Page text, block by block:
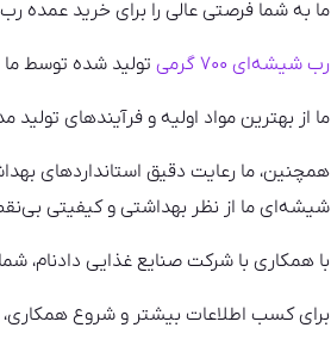
ما به شما فرصتی عالی را برای خرید عمده رب شیشه‌ای ۷۰۰ گرمی با کیفیت
رب شیشه‌ای ۷۰۰ گرمی تولید شده توسط
ما از بهترین مواد اولیه و فرآیندهای
همچنین، ما رعایت دقیق استانداردهای
شیشه‌ای ما از نظر بهداشتی و کیفیتی
با همکاری با شرکت صنایع غذایی دادنام، شما به یک
برای کسب اطلاعات بیشتر و شروع